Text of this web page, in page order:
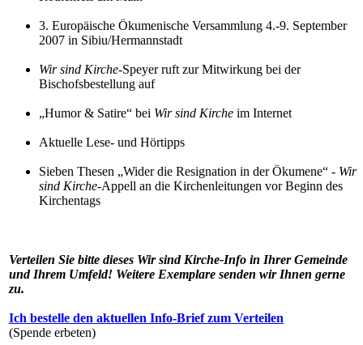
3. Europäische Ökumenische Versammlung 4.-9. September
2007 in Sibiu/Hermannstadt
Wir sind Kirche-Speyer ruft zur Mitwirkung bei der
Bischofsbestellung auf
„Humor & Satire“ bei Wir sind Kirche im Internet
Aktuelle Lese- und Hörtipps
Sieben Thesen „Wider die Resignation in der Ökumene“ - Wir
sind Kirche-Appell an die Kirchenleitungen vor Beginn des
Kirchentags
Verteilen Sie bitte dieses Wir sind Kirche-Info in Ihrer Gemeinde
und Ihrem Umfeld! Weitere Exemplare senden wir Ihnen gerne
zu.
Ich bestelle den aktuellen Info-Brief zum Verteilen
(Spende erbeten)